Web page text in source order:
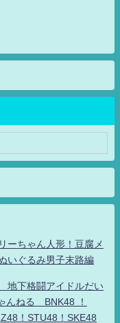
ーちゃん人形！豆腐メ
いぐるみ男子末路編
下格闘アイドルだい
んねる BNK48 ！
！STU48！SKE48